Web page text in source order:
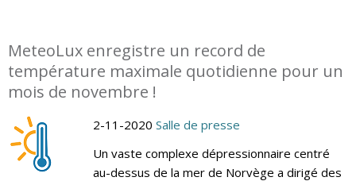
MeteoLux enregistre un record de
température maximale quotidienne pour un
mois de novembre !
2-11-2020 Salle de presse
Un vaste complexe dépressionnaire centré
au-dessus de la mer de Norvège a dirigé des